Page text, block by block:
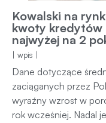
Kowalski na
kwoty kredytów
najwyżej na 2
| wpis |
Dane dotyczące
zaciąganych przez
wyraźny wzrost w
rok wcześniej. Nadal